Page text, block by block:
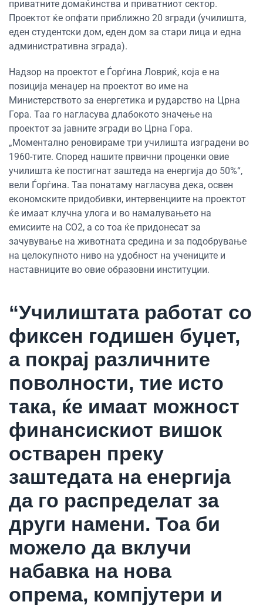
приватните домаќинства и приватниот сектор.
Проектот ќе опфати приближно 20 згради (училишта,
еден студентски дом, еден дом за стари лица и една
административна зграда).
Надзор на проектот е Ѓорѓина Ловриќ, која е на
позиција менаџер на проектот во име на
Министерството за енергетика и рударство на Црна
Гора. Таа го нагласува длабокото значење на
проектот за јавните згради во Црна Гора.
„Моментално реновираме три училишта изградени во
1960-тите. Според нашите првични проценки овие
училишта ќе постигнат заштеда на енергија до 50%“,
вели Ѓорѓина. Таа понатаму нагласува дека, освен
економските придобивки, интервенциите на проектот
ќе имаат клучна улога и во намалувањето на
емисиите на CO2, а со тоа ќе придонесат за
зачувување на животната средина и за подобрување
на целокупното ниво на удобност на учениците и
наставниците во овие образовни институции.
“Училиштата работат со
фиксен годишен буџет,
а покрај различните
поволности, тие исто
така, ќе имаат можност
финансискиот вишок
остварен преку
заштедата на енергија
да го распределат за
други намени. Тоа би
можело да вклучи
набавка на нова
опрема, компјутери и